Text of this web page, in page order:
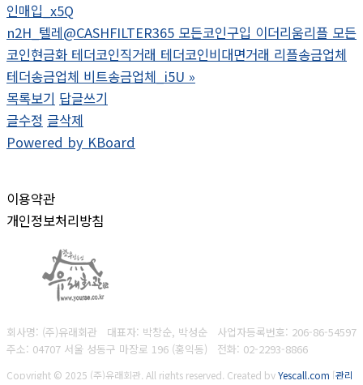
인매입_x5Q
n2H_텔레@CASHFILTER365 모든코인구입 이더리움리플 모든
코인현금화 테더코인직거래 테더코인비대면거래 리플송금업체
테더송금업체 비트송금업체_i5U »
목록보기 답글쓰기
글수정 글삭제
Powered by KBoard
이용약관
개인정보처리방침
회사명: (주)유래회관 대표자: 박창순, 박성순 사업자등록번호: 206-86-54597
주소: 04707 서울 성동구 마장로 196 (홍익동) 전화: 02-2293-8866
Copyright © 2025 (주)유래회관. All rights reserved. Created byYescall.com [관리